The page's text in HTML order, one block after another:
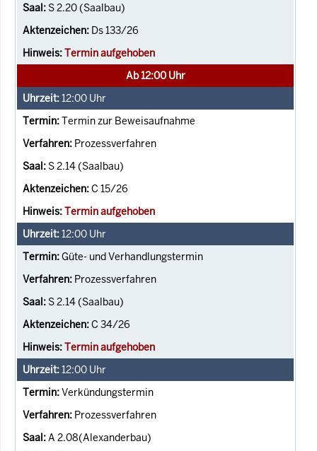
S 2.20 (Saalbau)
Ds 133/26
Termin aufgehoben
Ab 12:00 Uhr
12:00 Uhr
Termin zur Beweisaufnahme
Prozessverfahren
S 2.14 (Saalbau)
C 15/26
Termin aufgehoben
12:00 Uhr
Güte- und Verhandlungstermin
Prozessverfahren
S 2.14 (Saalbau)
C 34/26
Termin aufgehoben
12:00 Uhr
Verkündungstermin
Prozessverfahren
A 2.08(Alexanderbau)